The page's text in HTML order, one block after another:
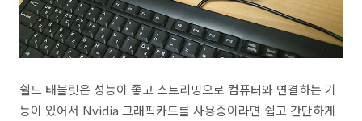
쉴드 태블릿은 성능이 좋고 스트리밍으로 컴퓨터와 연결하는 기
능이 있어서 Nvidia 그래픽카드를 사용중이라면 쉽고 간단하게